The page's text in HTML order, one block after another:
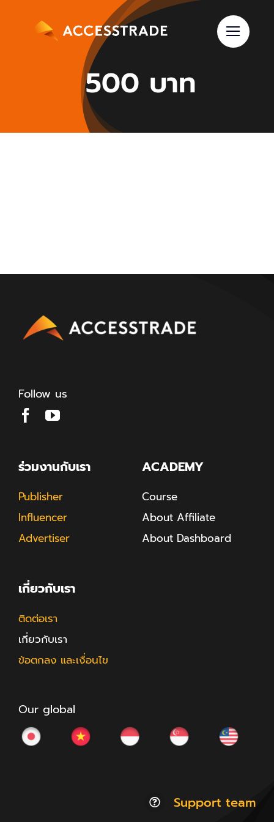
500 บาท
Follow us
ร่วมงานกับเรา
Publisher
Influencer
Advertiser
ACADEMY
Course
About Affiliate
About Dashboard
เกี่ยวกับเรา
ติดต่อเรา
เกี่ยวกับเรา
ข้อตกลง และเงื่อนไข
Our global
Support team